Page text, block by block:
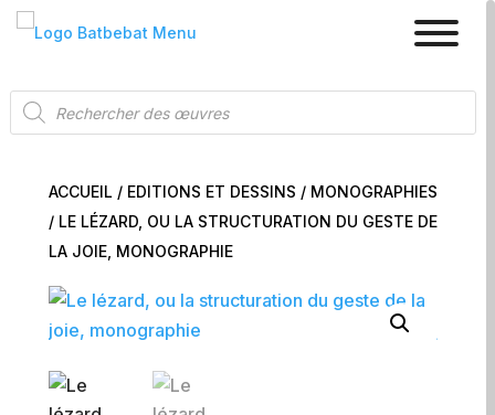
Recherche
de
produits
ACCUEIL / EDITIONS ET DESSINS / MONOGRAPHIES
/ LE LÉZARD, OU LA STRUCTURATION DU GESTE DE
LA JOIE, MONOGRAPHIE